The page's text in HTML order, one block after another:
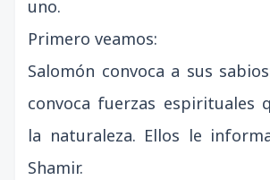
uno.
Primero veamos:
Salomón convoca a sus
convoca fuerzas espirituales
la naturaleza. Ellos le
Shamir.